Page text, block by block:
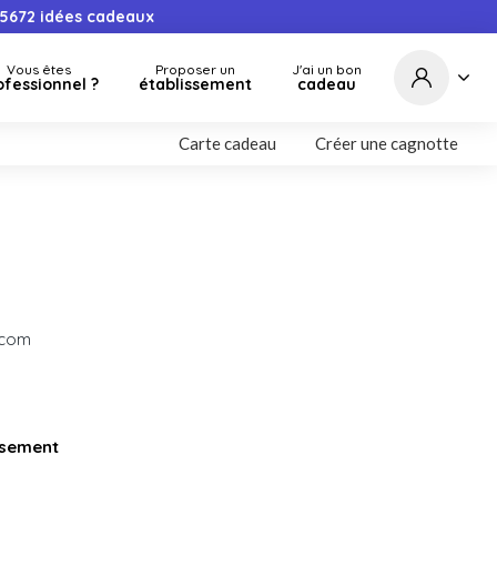
5672 idées cadeaux
Vous êtes
?
Proposer un
établissement
J'ai un bon
cadeau
Carte cadeau Créer une cagnotte